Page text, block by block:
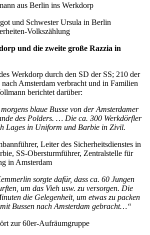
aus Berlin ins Werkdorp
und Schwester Ursula in Berlin
Volkszählung
und die zweite große Razzia in
Werkdorp durch den SD der SS; 210 der
Amsterdam verbracht und in Familien
berichtet darüber:
blaue Busse von der Amsterdamer
des Polders. … Die ca. 300 Werkdörfler
Lages in Uniform und Barbie in Zivil.
Leiter des Sicherheitsdienstes in
SS-Obersturmführer, Zentralstelle für
in Amsterdam
sorgte dafür, dass ca. 60 Jungen
um das Vieh usw. zu versorgen. Die
die Gelegenheit, um etwas zu packen
Bussen nach Amsterdam gebracht…“
zur 60er-Aufräumgruppe